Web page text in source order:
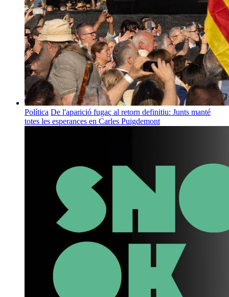
Política De l'aparició fugaç al retorn definitiu: Junts manté
totes les esperances en Carles Puigdemont